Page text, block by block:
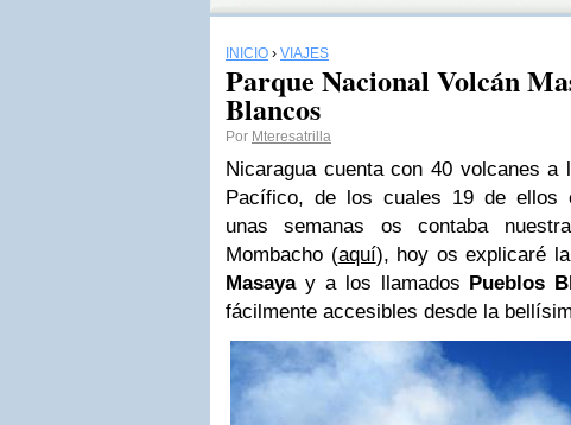
INICIO › VIAJES
Parque Nacional Volcán
Blancos
Por Mteresatrilla
Nicaragua cuenta con 40 volcanes a
Pacífico, de los cuales 19 de ellos
unas semanas os contaba
Mombacho (aquí), hoy os explicaré
Masayay a los llamados Pueblos
fácilmente accesibles desde la